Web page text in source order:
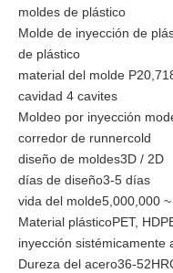
moldes de plástico
Molde de inyección de
de plástico
material del molde
cavidad 4 cavites
Moldeo por inyección
corredor de runnercold
diseño de moldes3D / 2D
días de diseño3-5 días
vida del molde5,000,000
Material plásticoPET,
inyección sistémicamente
Dureza del acero36-